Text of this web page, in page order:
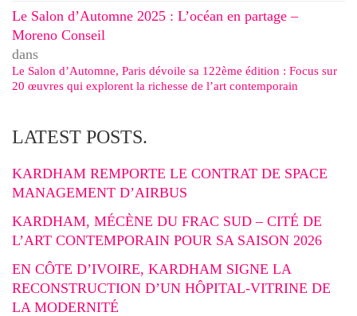
Le Salon d’Automne 2025 : L’océan en partage –
Moreno Conseil
dans
Le Salon d’Automne, Paris dévoile sa 122ème édition : Focus sur
20 œuvres qui explorent la richesse de l’art contemporain
LATEST POSTS.
KARDHAM REMPORTE LE CONTRAT DE SPACE
MANAGEMENT D’AIRBUS
KARDHAM, MÉCÈNE DU FRAC SUD – CITÉ DE
L’ART CONTEMPORAIN POUR SA SAISON 2026
EN CÔTE D’IVOIRE, KARDHAM SIGNE LA
RECONSTRUCTION D’UN HÔPITAL-VITRINE DE
LA MODERNITÉ